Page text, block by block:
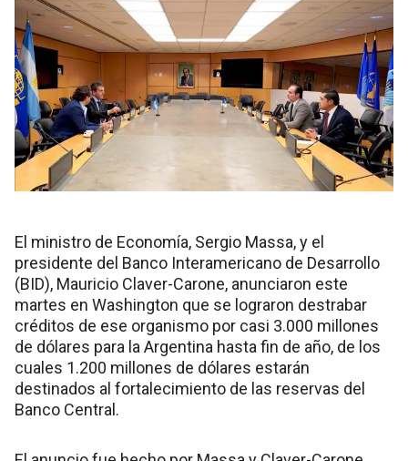
El ministro de Economía, Sergio Massa, y el
presidente del Banco Interamericano de Desarrollo
(BID), Mauricio Claver-Carone, anunciaron este
martes en Washington que se lograron destrabar
créditos de ese organismo por casi 3.000 millones
de dólares para la Argentina hasta fin de año, de los
cuales 1.200 millones de dólares estarán
destinados al fortalecimiento de las reservas del
Banco Central.